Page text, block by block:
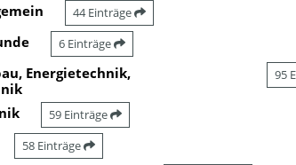
44 Einträge
6 Einträge
Energietechnik,
95
59 Einträge
58 Einträge